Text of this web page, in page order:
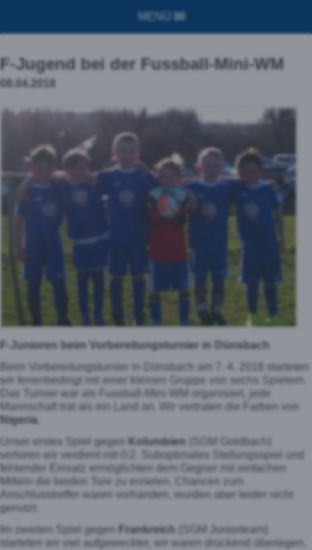
MENÜ
F-Jugend bei der Fussball-Mini-WM
08.04.2018
F-Junioren beim Vorbereitungsturnier in Dünsbach
Beim Vorbereitungsturnier in Dünsbach am 7. 4. 2018 starteten
wir ferienbedingt mit einer kleinen Gruppe von sechs Spielern.
Das Turnier war als Fussball-Mini-WM organisiert, jede
Mannschaft trat als ein Land an. Wir vertraten die Farben von
Nigeria.
Unser erstes Spiel gegen
Kolumbien (SGM Goldbach)
verloren wir verdient mit 0:2. Suboptimales Stellungsspiel und
fehlender Einsatz ermöglichten dem Gegner mit einfachen
Mitteln die beiden Tore zu erzielen. Chancen zum
Anschlusstreffer waren vorhanden, wurden aber leider nicht
genutzt.
Im zweiten Spiel gegen
Frankreich (SGM Juniorteam)
starteten wir viel aufgeweckter, wir waren drückend überlegen,